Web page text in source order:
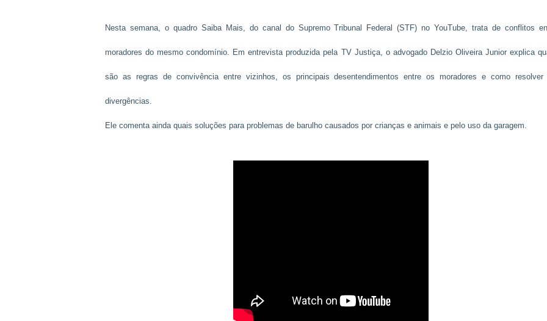
Nesta semana, o quadro Saiba Mais, do canal do Supremo Tribunal Federal (STF) no YouTube, trata de conflitos
moradores do mesmo condomínio. Em entrevista produzida pela TV Justiça, o advogado Delzio Oliveira Junior explica
são as regras de convivência entre vizinhos, os principais desentendimentos entre os moradores e como resolver
divergências.
Ele comenta ainda quais soluções para problemas de barulho causados por crianças e animais e pelo uso da garagem.